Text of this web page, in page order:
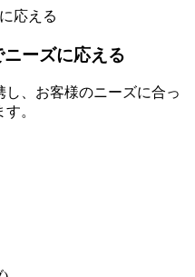
ーズに応える
、お客様のニーズに合っ
。